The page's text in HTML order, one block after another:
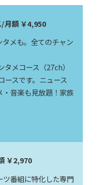
月額 ￥4,950
メも。全てのチャン
メコース（27ch）
ースです。ニュース
音楽も見放題！家族
￥2,970
番組に特化した専門